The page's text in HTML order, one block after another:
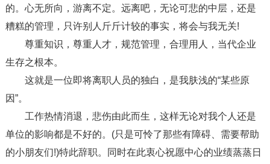
的。心无所向，游离不定。远离吧，无论可悲的中层，还是
糟糕的管理，只许别人斤斤计较的事实，将会与我无关!
尊重知识，尊重人才，规范管理，合理用人，当代企业
生存之根本。
这就是一位即将离职人员的独白，是我肤浅的“某些原
因”。
工作热情消退，悲伤由此而生，这样无论对我个人还是
单位的影响都是不好的。(只是可怜了那些有障碍、需要帮助
的小朋友们!)特此辞职。同时在此衷心祝愿中心的业绩蒸蒸日